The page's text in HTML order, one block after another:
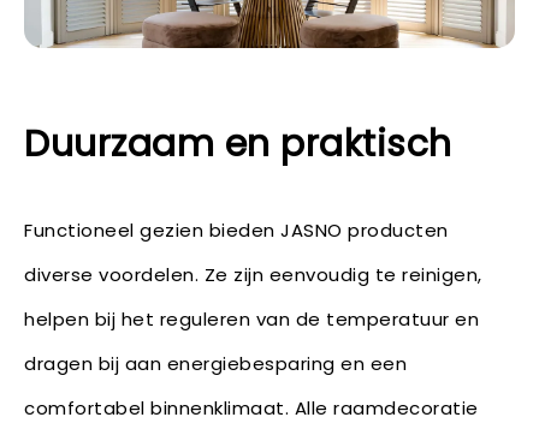
Duurzaam en praktisch
Functioneel gezien bieden JASNO producten
diverse voordelen. Ze zijn eenvoudig te reinigen,
helpen bij het reguleren van de temperatuur en
dragen bij aan energiebesparing en een
comfortabel binnenklimaat. Alle raamdecoratie